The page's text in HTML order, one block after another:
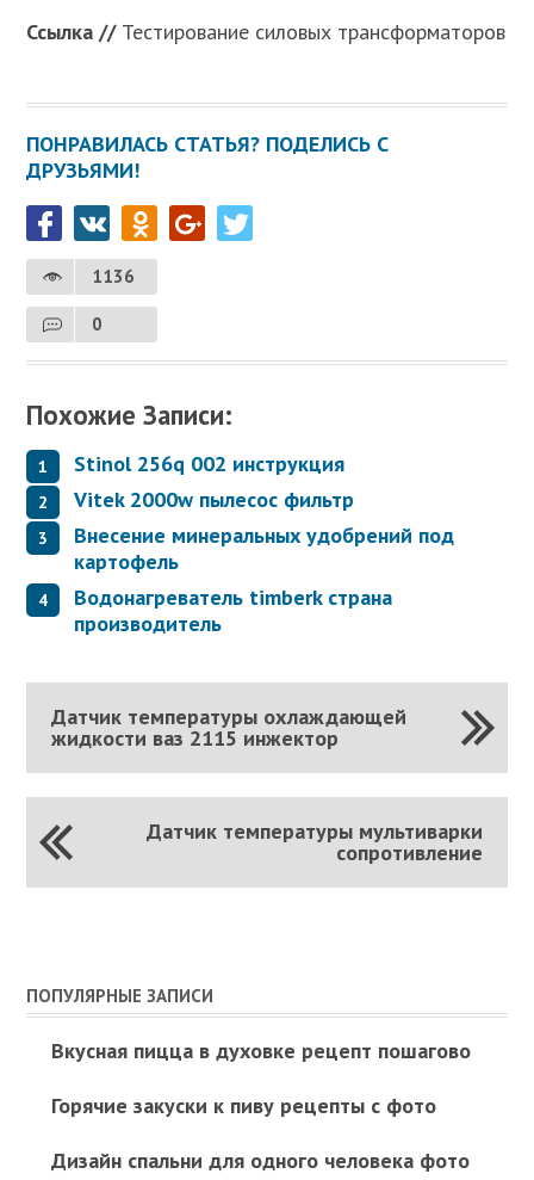
Ссылка //Тестирование силовых трансформаторов
ПОНРАВИЛАСЬ СТАТЬЯ? ПОДЕЛИСЬ С
ДРУЗЬЯМИ!
1136
0
Похожие Записи:
Stinol 256q 002 инструкция
Vitek 2000w пылесос фильтр
Внесение минеральных удобрений под
картофель
Водонагреватель timberk страна
производитель
Датчик температуры охлаждающей
жидкости ваз 2115 инжектор
Датчик температуры мультиварки
сопротивление
ПОПУЛЯРНЫЕ ЗАПИСИ
Вкусная пицца в духовке рецепт пошагово
Горячие закуски к пиву рецепты с фото
Дизайн спальни для одного человека фото